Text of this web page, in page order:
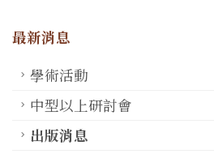
最新消息
學術活動
中型以上研討會
出版消息